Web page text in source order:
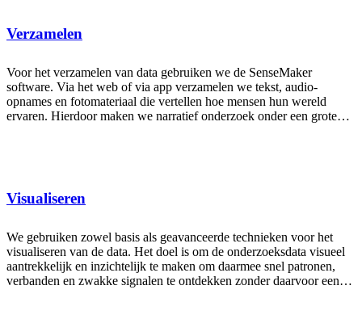
Verzamelen
Voor het verzamelen van data gebruiken we de SenseMaker
software. Via het web of via app verzamelen we tekst, audio-
opnames en fotomateriaal die vertellen hoe mensen hun wereld
ervaren. Hierdoor maken we narratief onderzoek onder een grote
Visualiseren
We gebruiken zowel basis als geavanceerde technieken voor het
visualiseren van de data. Het doel is om de onderzoeksdata visueel
aantrekkelijk en inzichtelijk te maken om daarmee snel patronen,
verbanden en zwakke signalen te ontdekken zonder daarvoor een